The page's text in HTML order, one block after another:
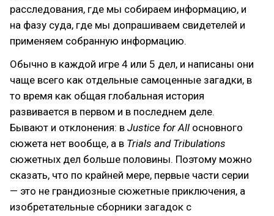
расследования, где мы собираем информацию, и
на фазу суда, где мы допрашиваем свидетелей и
применяем собранную информацию.
Обычно в каждой игре 4 или 5 дел, и написаны они
чаще всего как отдельные самоценные загадки, в
то время как общая глобальная история
развивается в первом и в последнем деле.
Бывают и отклонения: в Justice for All основного
сюжета нет вообще, а в Trials and Tribulations
сюжетных дел больше половины. Поэтому можно
сказать, что по крайней мере, первые части серии
— это не грандиозные сюжетные приключения, а
изобретательные сборники загадок с